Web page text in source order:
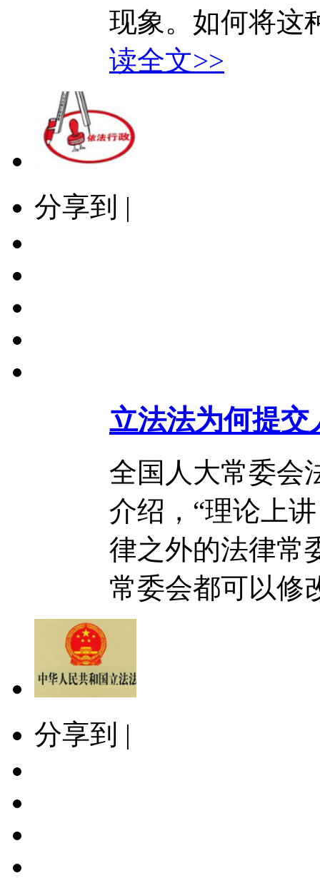
现象。如何将这
读全文>>
分享到 |
立法法为何提交
全国人大常委会
介绍，“理论上
律之外的法律常
常委会都可以修
分享到 |